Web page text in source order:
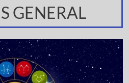
GENERAL